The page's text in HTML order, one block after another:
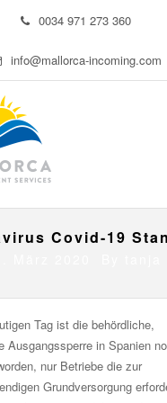
0034 971 273 360
info@mallorca-incoming.com
Covid-19
Tag ist die behördliche,
Ausgangssperre in Spanien
nur Betriebe die zur
Grundversorgung